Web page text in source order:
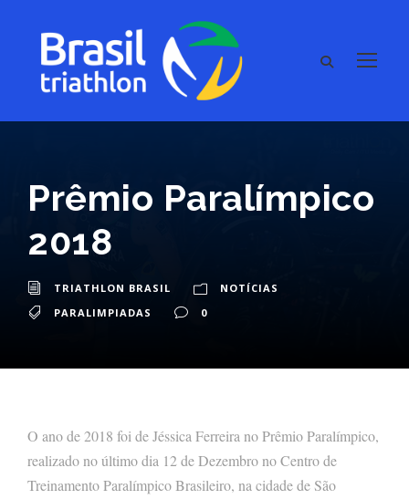
Prêmio Paralímpico
2018
TRIATHLON BRASIL
NOTÍCIAS
PARALIMPIADAS
0
O ano de 2018 foi de Jéssica Ferreira no Prêmio Paralímpico,
realizado no último dia 12 de Dezembro no Centro de
Treinamento Paralímpico Brasileiro, na cidade de São